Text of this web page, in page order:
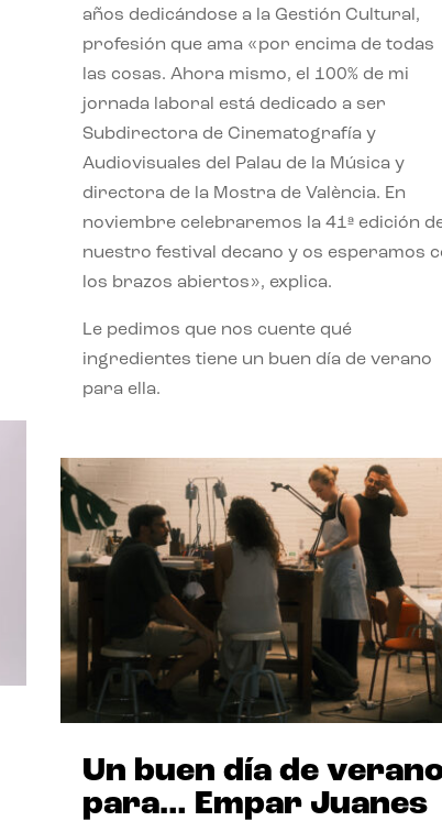
años dedicándose a la Gestión Cultural,
profesión que ama «por encima de todas
las cosas. Ahora mismo, el 100% de mi
jornada laboral está dedicado a ser
Subdirectora de Cinematografía y
Audiovisuales del Palau de la Música y
directora de la Mostra de València. En
noviembre celebraremos la 41ª edición
nuestro festival decano y os esperamos
los brazos abiertos», explica.
Le pedimos que nos cuente qué
ingredientes tiene un buen día de verano
para ella.
Un buen día de
para… Empar Juanes